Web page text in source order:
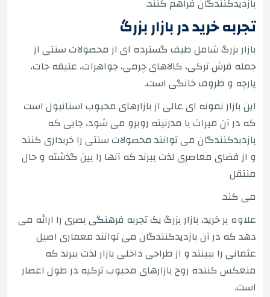
تجربه خرید در بازار بزرگ
بازار بزرگ شامل طیف گسترده ای از محصولات سنتی از
جمله فرش ترکی، کالاهای چرمی، جواهرات، عتیقه جات،
پارچه و ظروف خانگی است.
این بازار نمونه ای عالی از بازارهای محبوب استانبول است
که در آن میراث با مدرنیته روبرو می شود، جایی که
بازدیدکنندگان می توانند محصولات سنتی را خریداری کنند
و از فضای معاصری لذت ببرند که آنها را بین گذشته و حال
منتقل
می کند.
علاوه بر خرید، بازار بزرگ یک تجربه فرهنگی بصری را ارائه می
دهد که در آن بازدیدکنندگان می توانند معماری اصیل
عثمانی را ببینند و از طراحی داخلی بازار لذت ببرند که
منعکس کننده روح بازارهای محبوب ترکیه در طول اعصار
است.